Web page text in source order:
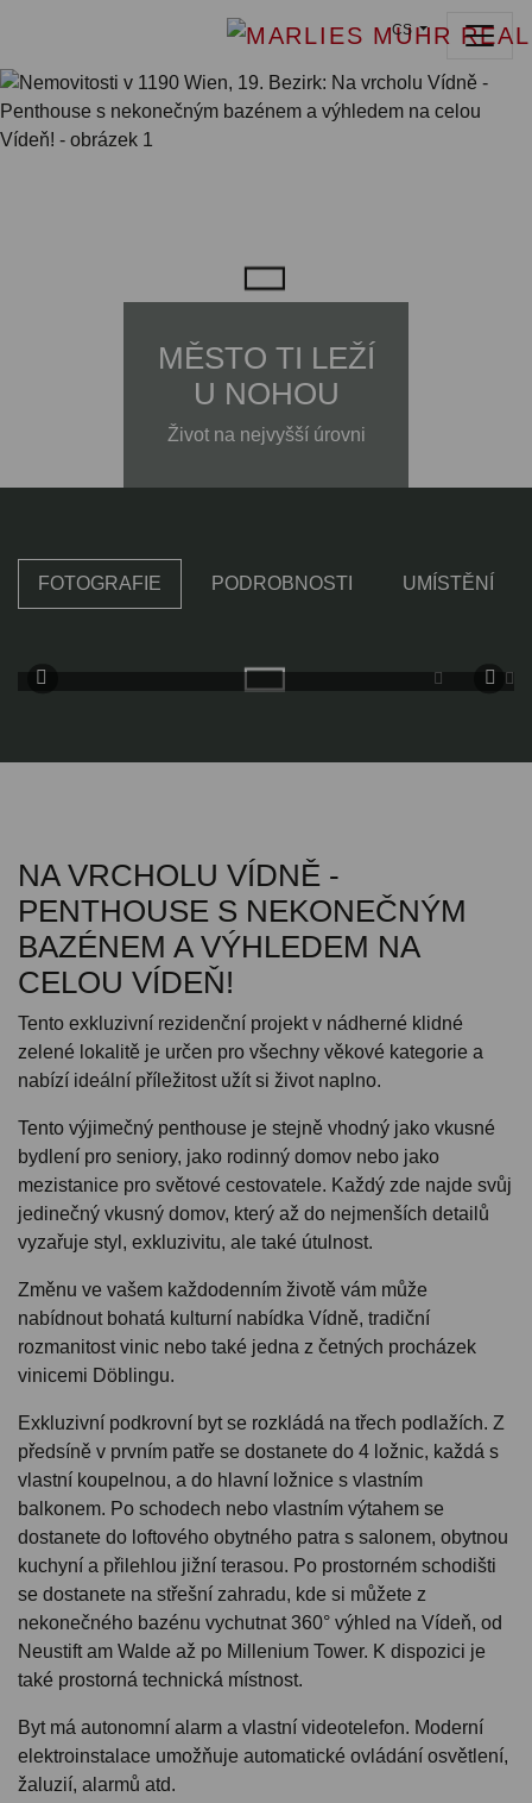
CS
MĚSTO TI LEŽÍ
U NOHOU
Život na nejvyšší úrovni
FOTOGRAFIE PODROBNOSTI UMÍSTĚNÍ
NA VRCHOLU VÍDNĚ -
PENTHOUSE S NEKONEČNÝM
BAZÉNEM A VÝHLEDEM NA
CELOU VÍDEŇ!
Tento exkluzivní rezidenční projekt v nádherné klidné
zelené lokalitě je určen pro všechny věkové kategorie a
nabízí ideální příležitost užít si život naplno.
Tento výjimečný penthouse je stejně vhodný jako vkusné
bydlení pro seniory, jako rodinný domov nebo jako
mezistanice pro světové cestovatele. Každý zde najde svůj
jedinečný vkusný domov, který až do nejmenších detailů
vyzařuje styl, exkluzivitu, ale také útulnost.
Změnu ve vašem každodenním životě vám může
nabídnout bohatá kulturní nabídka Vídně, tradiční
rozmanitost vinic nebo také jedna z četných procházek
vinicemi Döblingu.
Exkluzivní podkrovní byt se rozkládá na třech podlažích. Z
předsíně v prvním patře se dostanete do 4 ložnic, každá s
vlastní koupelnou, a do hlavní ložnice s vlastním
balkonem. Po schodech nebo vlastním výtahem se
dostanete do loftového obytného patra s salonem, obytnou
kuchyní a přilehlou jižní terasou. Po prostorném schodišti
se dostanete na střešní zahradu, kde si můžete z
nekonečného bazénu vychutnat 360° výhled na Vídeň, od
Neustift am Walde až po Millenium Tower. K dispozici je
také prostorná technická místnost.
Byt má autonomní alarm a vlastní videotelefon. Moderní
elektroinstalace umožňuje automatické ovládání osvětlení,
žaluzií, alarmů atd.